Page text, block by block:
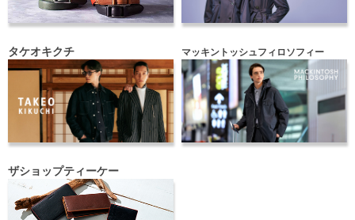
タケオキクチ マッキントッシュフィロソフィー
ザショップティーケー